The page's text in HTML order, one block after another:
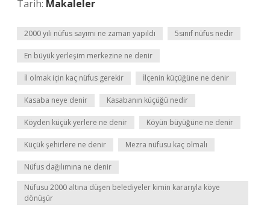
Tarih: Makaleler
2000 yılı nüfus sayımı ne zaman yapıldı 5sınıf nüfus nedir
En büyük yerleşim merkezine ne denir
İl olmak için kaç nüfus gerekir İlçenin küçüğüne ne denir
Kasaba neye denir Kasabanın küçüğü nedir
Köyden küçük yerlere ne denir Köyün büyüğüne ne denir
Küçük şehirlere ne denir Mezra nüfusu kaç olmalı
Nüfus dağılımına ne denir
Nüfusu 2000 altına düşen belediyeler kimin kararıyla köye
dönüşür